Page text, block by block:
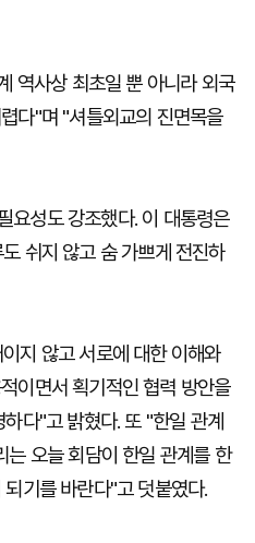
역사상 최초일 뿐 아니라 외국
다"며 "셔틀외교의 진면목을
요성도 강조했다. 이 대통령은
쉬지 않고 숨 가쁘게 전진하
지 않고 서로에 대한 이해와
이면서 획기적인 협력 방안을
다"고 밝혔다. 또 "한일 관계
오늘 회담이 한일 관계를 한
기를 바란다"고 덧붙였다.